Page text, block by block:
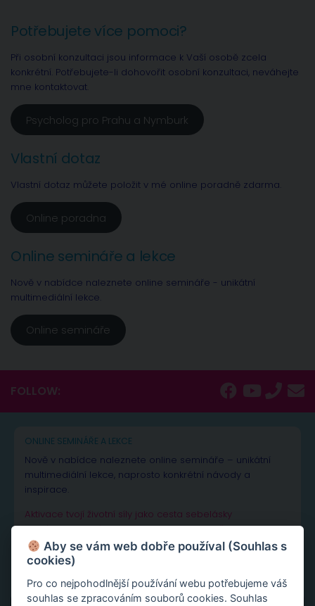
Potřebujete více pomoci?
Při osobní konzultaci jsou informace k Vaší osobě zcela
konkrétní. Potřebujete-li dohovořit osobní konzultaci, neváhejte
mne kontaktovat.
Psycholog pro Prahu a Nymburk
Vlastní dotaz
Vlastní dotaz můžete položit v mé online poradně zdarma.
Online poradna
Online semináře a lekce
Nově v nabídce naleznete online semináře - unikátní
multimediální lekce.
Online semináře
FOLLOW:
ONLINE SEMINÁŘE A LEKCE
Nově v nabídce naleznete online semináře – unikátní
multimediální lekce, naprosto konkrétní návody a
inspirace.
Aktivace tvojí životní síly jako cesta sebelásky
Velká partnerská rekapitulace a restart vašeho vztahu
Slovy ke šťastnému vztahu
Aby se vám web dobře používal (Souhlas s
cookies)
Pro co nejpohodlnější používání webu potřebujeme váš
souhlas se zpracováním souborů cookies. Souhlas